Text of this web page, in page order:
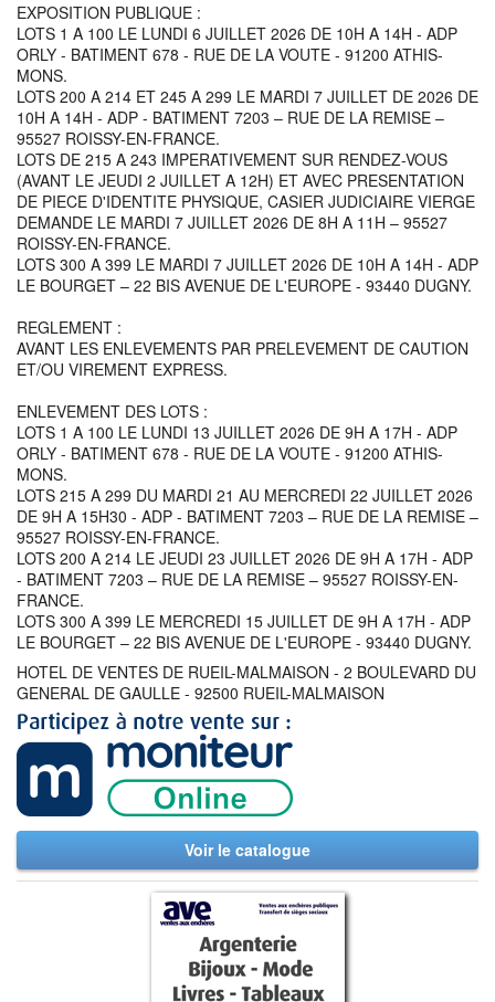
EXPOSITION PUBLIQUE :
LOTS 1 A 100 LE LUNDI 6 JUILLET 2026 DE 10H A 14H - ADP
ORLY - BATIMENT 678 - RUE DE LA VOUTE - 91200 ATHIS-
MONS.
LOTS 200 A 214 ET 245 A 299 LE MARDI 7 JUILLET DE 2026 DE
10H A 14H - ADP - BATIMENT 7203 – RUE DE LA REMISE –
95527 ROISSY-EN-FRANCE.
LOTS DE 215 A 243 IMPERATIVEMENT SUR RENDEZ-VOUS
(AVANT LE JEUDI 2 JUILLET A 12H) ET AVEC PRESENTATION
DE PIECE D'IDENTITE PHYSIQUE, CASIER JUDICIAIRE VIERGE
DEMANDE LE MARDI 7 JUILLET 2026 DE 8H A 11H – 95527
ROISSY-EN-FRANCE.
LOTS 300 A 399 LE MARDI 7 JUILLET 2026 DE 10H A 14H - ADP
LE BOURGET – 22 BIS AVENUE DE L'EUROPE - 93440 DUGNY.
REGLEMENT :
AVANT LES ENLEVEMENTS PAR PRELEVEMENT DE CAUTION
ET/OU VIREMENT EXPRESS.
ENLEVEMENT DES LOTS :
LOTS 1 A 100 LE LUNDI 13 JUILLET 2026 DE 9H A 17H - ADP
ORLY - BATIMENT 678 - RUE DE LA VOUTE - 91200 ATHIS-
MONS.
LOTS 215 A 299 DU MARDI 21 AU MERCREDI 22 JUILLET 2026
DE 9H A 15H30 - ADP - BATIMENT 7203 – RUE DE LA REMISE –
95527 ROISSY-EN-FRANCE.
LOTS 200 A 214 LE JEUDI 23 JUILLET 2026 DE 9H A 17H - ADP
- BATIMENT 7203 – RUE DE LA REMISE – 95527 ROISSY-EN-
FRANCE.
LOTS 300 A 399 LE MERCREDI 15 JUILLET DE 9H A 17H - ADP
LE BOURGET – 22 BIS AVENUE DE L'EUROPE - 93440 DUGNY.
HOTEL DE VENTES DE RUEIL-MALMAISON - 2 BOULEVARD DU
GENERAL DE GAULLE - 92500 RUEIL-MALMAISON
Voir le catalogue